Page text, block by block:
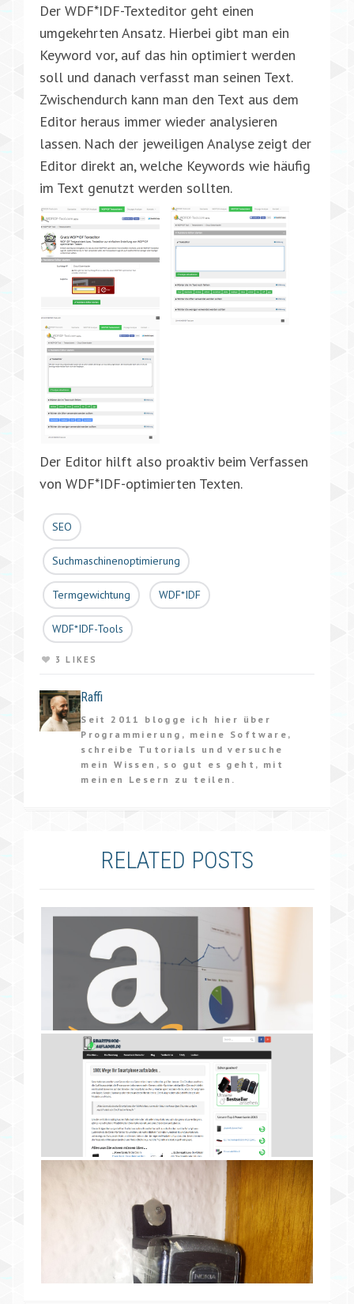
Der WDF*IDF-Texteditor geht einen
umgekehrten Ansatz. Hierbei gibt man ein
Keyword vor, auf das hin optimiert werden
soll und danach verfasst man seinen Text.
Zwischendurch kann man den Text aus dem
Editor heraus immer wieder analysieren
lassen. Nach der jeweiligen Analyse zeigt der
Editor direkt an, welche Keywords wie häufig
im Text genutzt werden sollten.
Der Editor hilft also proaktiv beim Verfassen
von WDF*IDF-optimierten Texten.
SEO
Suchmaschinenoptimierung
Termgewichtung WDF*IDF
WDF*IDF-Tools
3 LIKES
Raffi
Seit 2011 blogge ich hier über
Programmierung, meine Software,
schreibe Tutorials und versuche
mein Wissen, so gut es geht, mit
meinen Lesern zu teilen.
RELATED POSTS